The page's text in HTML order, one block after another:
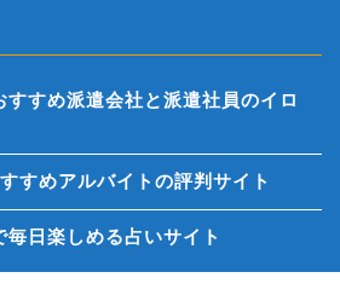
すめ派遣会社と派遣社員のイロ
すめアルバイトの評判サイト
日楽しめる占いサイト